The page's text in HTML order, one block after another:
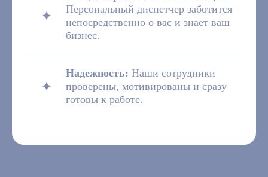
Персональный диспетчер заботится
непосредственно о вас и знает ваш
бизнес.
Надежность: Наши сотрудники
проверены, мотивированы и сразу
готовы к работе.